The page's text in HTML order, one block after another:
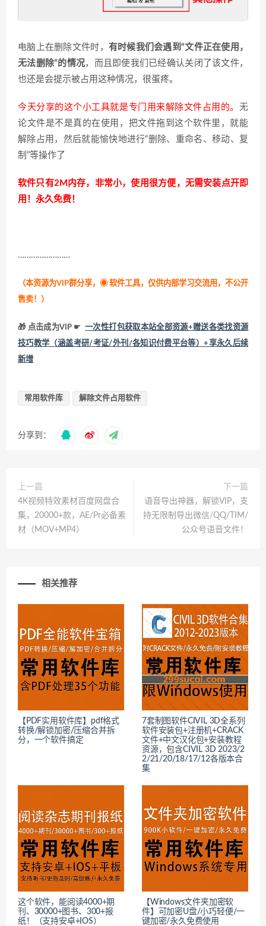
电脑上在删除文件时， 有时候我们会遇到“文件正在使用，
无法删除”的情况，而且即使我们已经确认关闭了该文件，
也还是会提示被占用这种情况，很蛋疼。
今天分享的这个小工具就是专门用来解除文件占用的。 无
论文件是不是真的在使用，把文件拖到这个软件里，就能
解除占用，然后就能愉快地进行“删除、重命名、移动、复
制”等操作了
软件只有2M内存，非常小，使用很方便，无需安装点开即
用！永久免费！
……………………
（本资源为VIP群分享， ◉ 软件工具，仅供内部学习交流用，不公开
售卖！ ）
🎁 点击成为VIP ☛ 一次性打包获取本站全部资源+赠送各类找资源
技巧教学（涵盖考研/考证/外刊/各知识付费平台等）+享永久后续
新增
常用软件库 解除文件占用软件
分享到：
上一篇
4K视频特效素材百度网盘合
集，20000+款，AE/Pr必备素
材（MOV+MP4）
下一篇
语音导出神器，解锁VIP，支
持无限制导出微信/QQ/TIM/
公众号语音文件！
相关推荐
【PDF实用软件库】pdf格式
转换/解锁加密/压缩合并拆
分，一个软件搞定
7套制图软件CIVIL 3D全系列
软件安装包+注册机+CRACK
文件+中文汉化包+安装教程
资源，包含CIVIL 3D 2023/2
2/21/20/18/17/12各版本合
集
这个软件，能阅读4000+期
刊、30000+图书、300+报
纸！（支持安卓+IOS）
【Windows文件夹加密软
件】可加密U盘/小巧轻便/一
键加密/永久免费使用